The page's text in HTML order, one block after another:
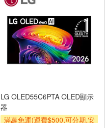
LG OLED55C6PTA OLED顯示
器
滿萬免運(運費$500,可分期,安